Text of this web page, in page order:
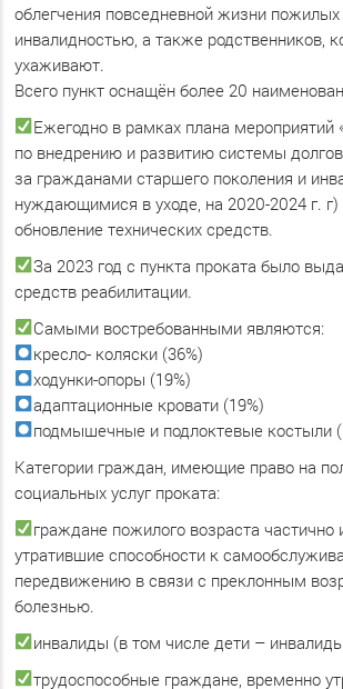
облегчения повседневной жизни
инвалидностью, а также родственников,
ухаживают.
Всего пункт оснащён более 20
Ежегодно в рамках плана
по внедрению и развитию системы
за гражданами старшего поколения и
нуждающимися в уходе, на 2020-2024 г. г)
обновление технических средств.
За 2023 год с пункта проката было
средств реабилитации.
Самыми востребованными являются:
кресло- коляски (36%)
ходунки-опоры (19%)
адаптационные кровати (19%)
подмышечные и подлоктевые костыли
Категории граждан, имеющие право на
социальных услуг проката:
граждане пожилого возраста частично
утратившие способности к
передвижению в связи с преклонным
болезнью.
инвалиды (в том числе дети –
трудоспособные граждане, временно